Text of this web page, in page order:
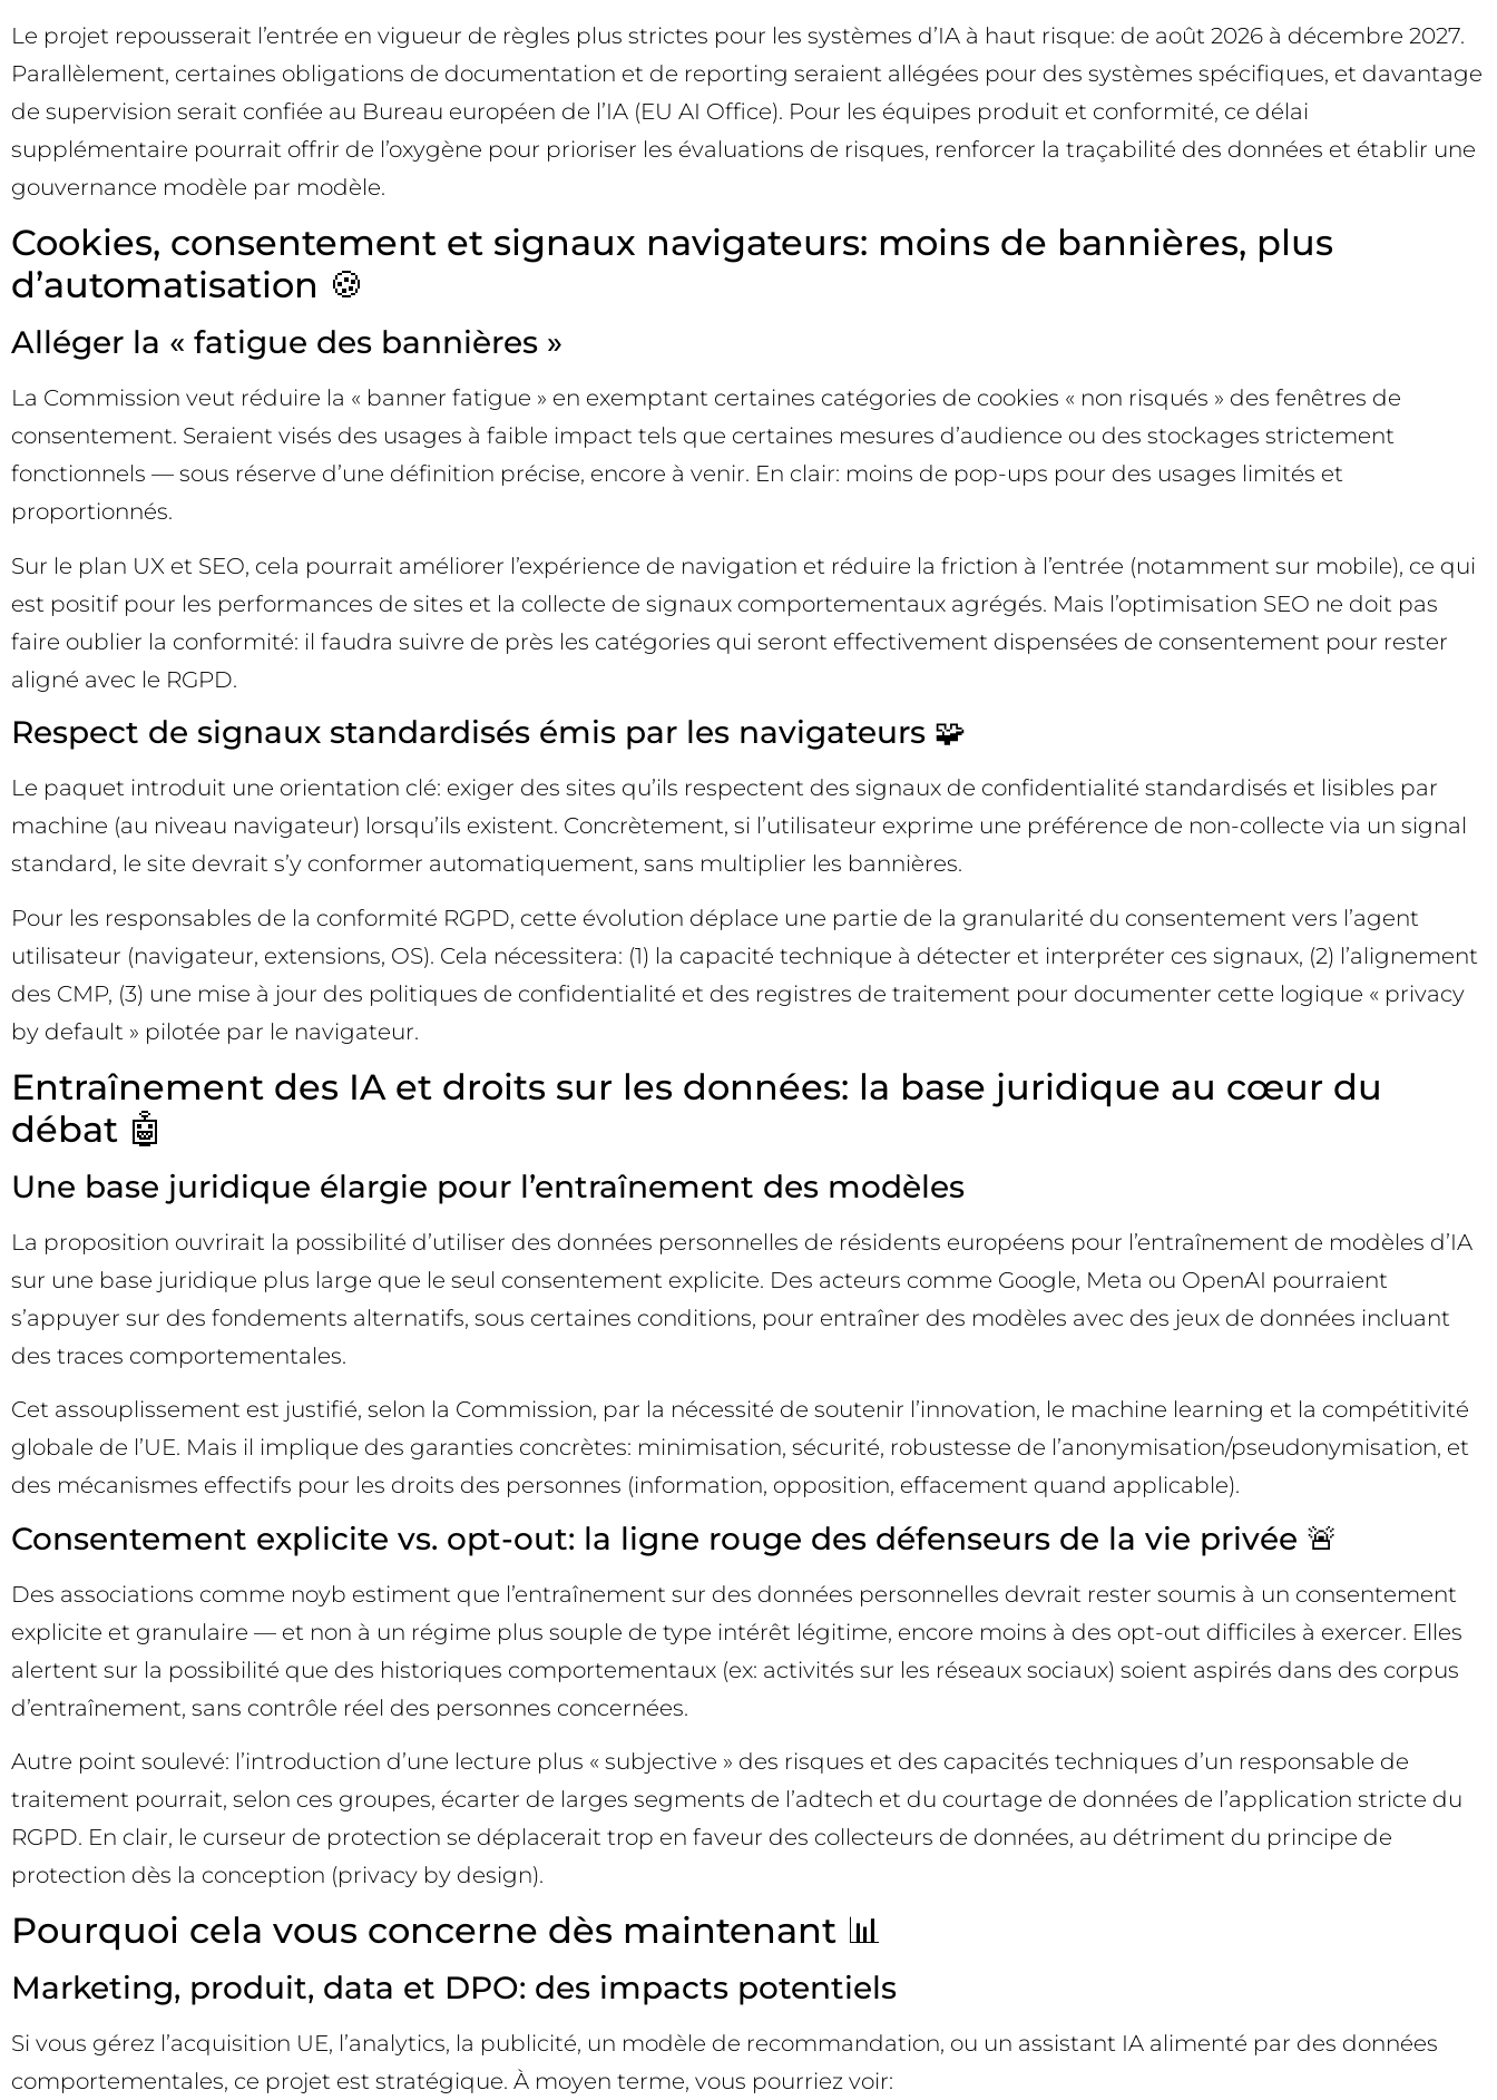
Le projet repousserait l’entrée en vigueur de règles plus strictes pour les systèmes d’IA à haut risque: de août 2026 à décembre 2027.
Parallèlement, certaines obligations de documentation et de reporting seraient allégées pour des systèmes spécifiques, et davantage
de supervision serait confiée au Bureau européen de l’IA (EU AI Office). Pour les équipes produit et conformité, ce délai
supplémentaire pourrait offrir de l’oxygène pour prioriser les évaluations de risques, renforcer la traçabilité des données et établir une
gouvernance modèle par modèle.
Cookies, consentement et signaux navigateurs: moins de bannières, plus
d’automatisation 🍪
Alléger la « fatigue des bannières »
La Commission veut réduire la « banner fatigue » en exemptant certaines catégories de cookies « non risqués » des fenêtres de
consentement. Seraient visés des usages à faible impact tels que certaines mesures d’audience ou des stockages strictement
fonctionnels — sous réserve d’une définition précise, encore à venir. En clair: moins de pop-ups pour des usages limités et
proportionnés.
Sur le plan UX et SEO, cela pourrait améliorer l’expérience de navigation et réduire la friction à l’entrée (notamment sur mobile), ce qui
est positif pour les performances de sites et la collecte de signaux comportementaux agrégés. Mais l’optimisation SEO ne doit pas
faire oublier la conformité: il faudra suivre de près les catégories qui seront effectivement dispensées de consentement pour rester
aligné avec le RGPD.
Respect de signaux standardisés émis par les navigateurs 🧩
Le paquet introduit une orientation clé: exiger des sites qu’ils respectent des signaux de confidentialité standardisés et lisibles par
machine (au niveau navigateur) lorsqu’ils existent. Concrètement, si l’utilisateur exprime une préférence de non-collecte via un signal
standard, le site devrait s’y conformer automatiquement, sans multiplier les bannières.
Pour les responsables de la conformité RGPD, cette évolution déplace une partie de la granularité du consentement vers l’agent
utilisateur (navigateur, extensions, OS). Cela nécessitera: (1) la capacité technique à détecter et interpréter ces signaux, (2) l’alignement
des CMP, (3) une mise à jour des politiques de confidentialité et des registres de traitement pour documenter cette logique « privacy
by default » pilotée par le navigateur.
Entraînement des IA et droits sur les données: la base juridique au cœur du
débat 🤖
Une base juridique élargie pour l’entraînement des modèles
La proposition ouvrirait la possibilité d’utiliser des données personnelles de résidents européens pour l’entraînement de modèles d’IA
sur une base juridique plus large que le seul consentement explicite. Des acteurs comme Google, Meta ou OpenAI pourraient
s’appuyer sur des fondements alternatifs, sous certaines conditions, pour entraîner des modèles avec des jeux de données incluant
des traces comportementales.
Cet assouplissement est justifié, selon la Commission, par la nécessité de soutenir l’innovation, le machine learning et la compétitivité
globale de l’UE. Mais il implique des garanties concrètes: minimisation, sécurité, robustesse de l’anonymisation/pseudonymisation, et
des mécanismes effectifs pour les droits des personnes (information, opposition, effacement quand applicable).
Consentement explicite vs. opt-out: la ligne rouge des défenseurs de la vie privée 🚨
Des associations comme noyb estiment que l’entraînement sur des données personnelles devrait rester soumis à un consentement
explicite et granulaire — et non à un régime plus souple de type intérêt légitime, encore moins à des opt-out difficiles à exercer. Elles
alertent sur la possibilité que des historiques comportementaux (ex: activités sur les réseaux sociaux) soient aspirés dans des corpus
d’entraînement, sans contrôle réel des personnes concernées.
Autre point soulevé: l’introduction d’une lecture plus « subjective » des risques et des capacités techniques d’un responsable de
traitement pourrait, selon ces groupes, écarter de larges segments de l’adtech et du courtage de données de l’application stricte du
RGPD. En clair, le curseur de protection se déplacerait trop en faveur des collecteurs de données, au détriment du principe de
protection dès la conception (privacy by design).
Pourquoi cela vous concerne dès maintenant 📊
Marketing, produit, data et DPO: des impacts potentiels
Si vous gérez l’acquisition UE, l’analytics, la publicité, un modèle de recommandation, ou un assistant IA alimenté par des données
comportementales, ce projet est stratégique. À moyen terme, vous pourriez voir: